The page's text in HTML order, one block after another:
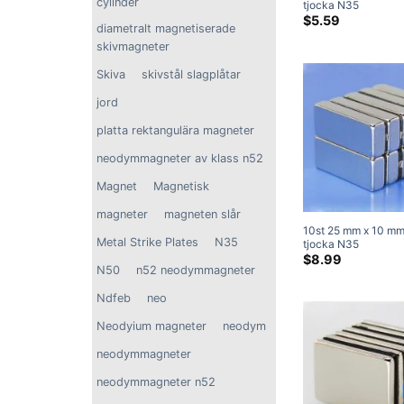
diametralt magnetiserade
skivmagneter
Skiva skivstål slagplåtar
jord
platta rektangulära magneter
neodymmagneter av klass n52
Magnet Magnetisk
magneter magneten slår
Metal Strike Plates N35
N50 n52 neodymmagneter
Ndfeb neo
Neodyium magneter neodym
neodymmagneter
neodymmagneter n52
tjocka N35
$5.59
10st 25 mm x 10
tjocka N35
Superstarka
$8.99